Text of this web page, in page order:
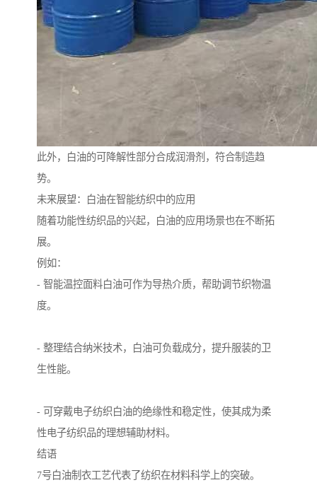
此外，白油的可降解性部分合成润滑剂，符合制造趋
势。
未来展望：白油在智能纺织中的应用
随着功能性纺织品的兴起，白油的应用场景也在不断拓
展。
例如：
- 智能温控面料白油可作为导热介质，帮助调节织物温
度。
- 整理结合纳米技术，白油可负载成分，提升服装的卫
生性能。
- 可穿戴电子纺织白油的绝缘性和稳定性，使其成为柔
性电子纺织品的理想辅助材料。
结语
7号白油制衣工艺代表了纺织在材料科学上的突破。